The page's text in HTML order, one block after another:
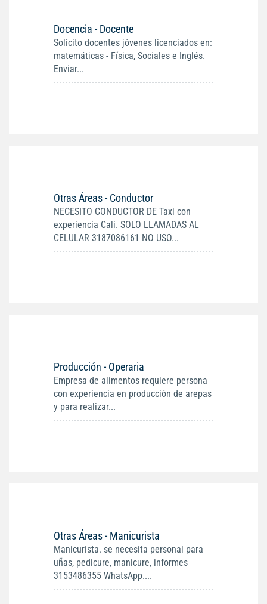
Docencia - Docente
Solicito docentes jóvenes licenciados en:
matemáticas - Física, Sociales e Inglés.
Enviar...
Otras Áreas - Conductor
NECESITO CONDUCTOR DE Taxi con
experiencia Cali. SOLO LLAMADAS AL
CELULAR 3187086161 NO USO...
Producción - Operaria
Empresa de alimentos requiere persona
con experiencia en producción de arepas
y para realizar...
Otras Áreas - Manicurista
Manicurista. se necesita personal para
uñas, pedicure, manicure, informes
3153486355 WhatsApp....